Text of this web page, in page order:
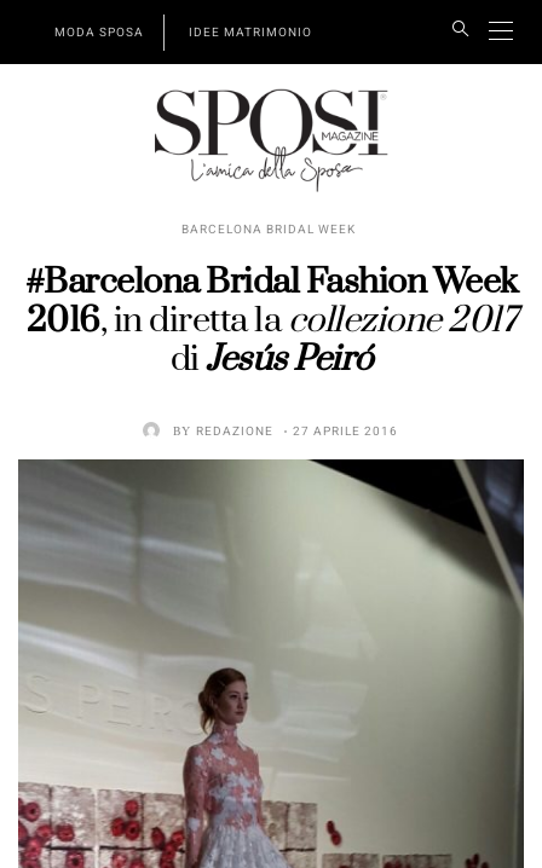
MODA SPOSA IDEE MATRIMONIO
BARCELONA BRIDAL WEEK
#Barcelona Bridal Fashion Week
2016, in diretta lacollezione 2017
diJesús Peiró
BY REDAZIONE 27 APRILE 2016